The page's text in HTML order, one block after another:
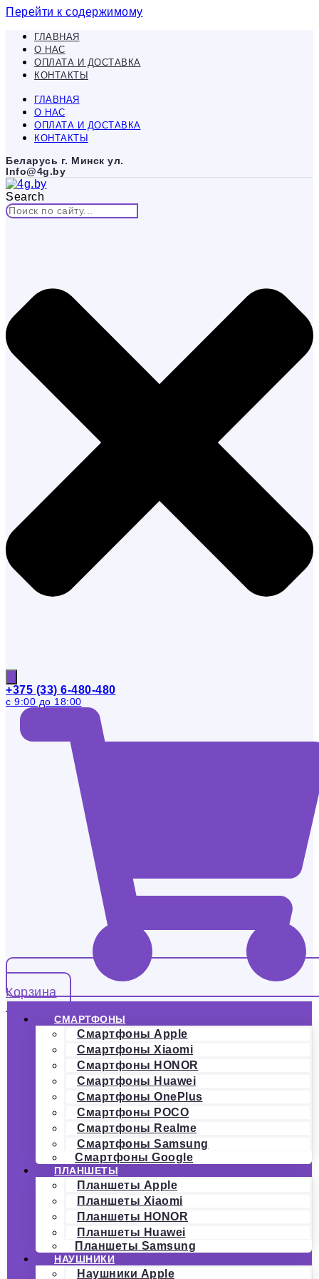
Перейти к содержимому
ГЛАВНАЯ
О НАС
ОПЛАТА И ДОСТАВКА
КОНТАКТЫ
ГЛАВНАЯ
О НАС
ОПЛАТА И ДОСТАВКА
КОНТАКТЫ
Беларусь г. Минск ул.
Info@4g.by
Search
+375 (33) 6-480-480
с 9:00 до 18:00
Корзина
СМАРТФОНЫ
Смартфоны Apple
Смартфоны Xiaomi
Смартфоны HONOR
Смартфоны Huawei
Смартфоны OnePlus
Смартфоны POCO
Смартфоны Realme
Смартфоны Samsung
Смартфоны Google
ПЛАНШЕТЫ
Планшеты Apple
Планшеты Xiaomi
Планшеты HONOR
Планшеты Huawei
Планшеты Samsung
НАУШНИКИ
Наушники Apple